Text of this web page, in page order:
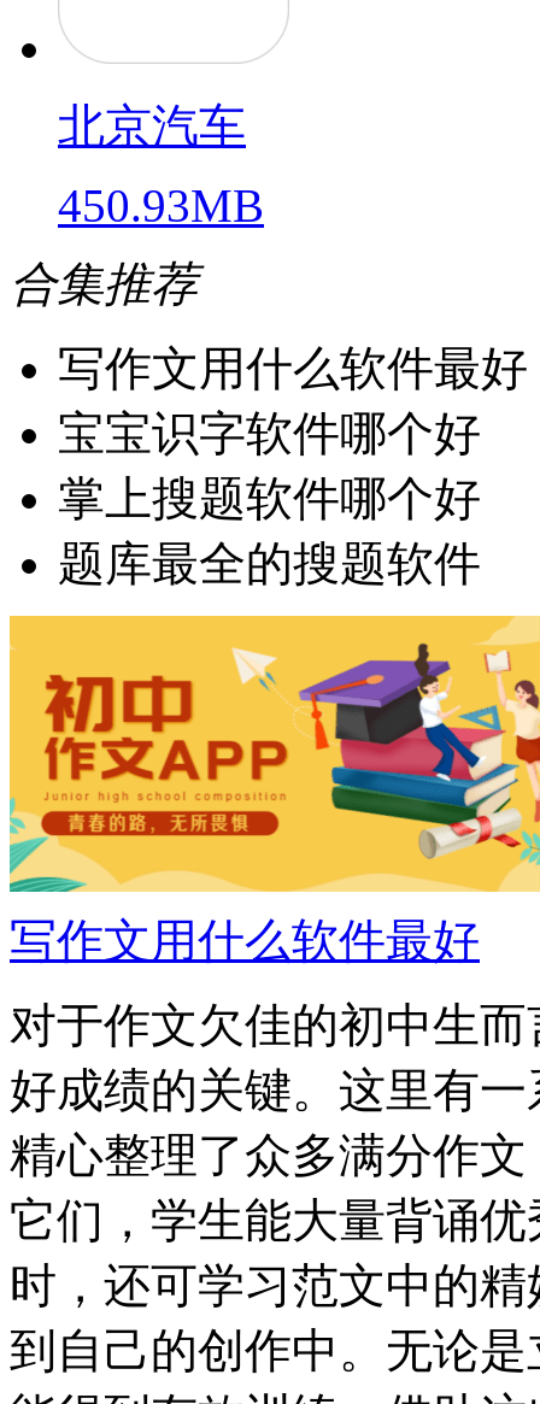
北京汽车
450.93MB
合集推荐
写作文用什么软件最好
宝宝识字软件哪个好
掌上搜题软件哪个好
题库最全的搜题软件
写作文用什么软件最好
对于作文欠佳的初中生
好成绩的关键。这里有
精心整理了众多满分作
它们，学生能大量背诵
时，还可学习范文中的
到自己的创作中。无论